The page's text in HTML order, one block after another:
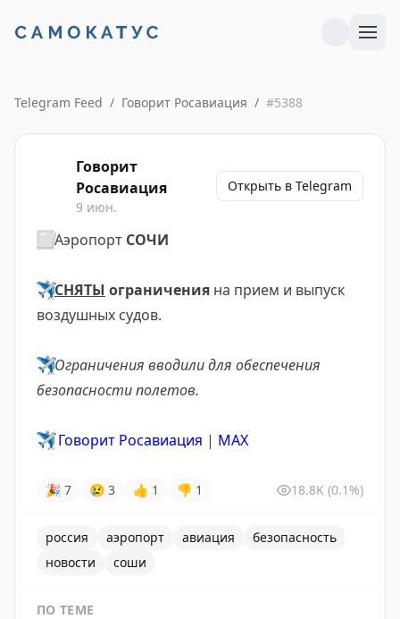
Telegram Feed / Говорит Росавиация / #5388
Говорит
Росавиация
9 июн.
Открыть в Telegram
⬜️Аэропорт СОЧИ
✈️СНЯТЫ ограничения на прием и выпуск
воздушных судов.
✈️Ограничения вводили для обеспечения
безопасности полетов.
✈️ Говорит Росавиация | MAX
🎉 7 😢 3 👍 1 👎 1 18.8K (0.1%)
россия аэропорт авиация
безопасность
новости
соши
ПО ТЕМЕ